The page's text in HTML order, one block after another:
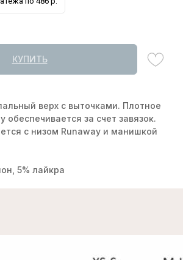
КУПИТЬ
верх с выточками. Плотное
обеспечивается за счет завязок.
с низом Runaway и манишкой
5% лайкра